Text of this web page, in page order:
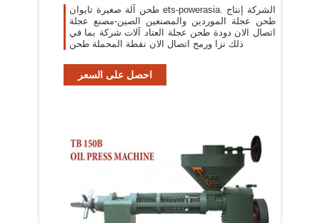
طحن آلة صغيرة تايوان ets-powerasia. الشركة إنتاج
طحن عجلة الموردين والمصنعين الصين-مصنع عجلة
اتصال الان دودة طحن عجلة العتاد آلات شركة بما في
ذلك نزا ورمح اتصال الان نقطة المحملة طحن
احصل على السعر